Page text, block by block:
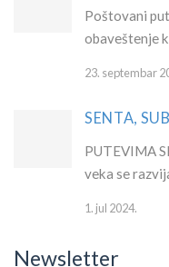
Poštovani
obaveštenje
23. septembar
SENTA,
PUTEVIMA
veka se
1. jul 2024.
Newsletter